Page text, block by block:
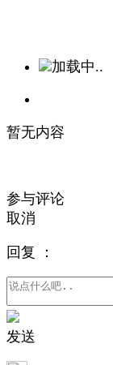
加载中..
暂无内容
参与评论
取消
回复 ：
发送